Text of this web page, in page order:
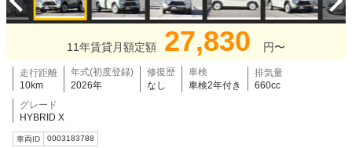
11年賃貸月額定額 27,830 円〜
走行距離
10km
年式(初度登録)
2026年
修復歴
なし
車検
車検2年付き
排気量
660cc
グレード
HYBRID X
車両ID 0003183788